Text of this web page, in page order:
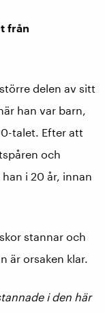
från
delen av sitt
han var barn,
talet. Efter att
och
i 20 år, innan
stannar och
är orsaken klar.
i den här